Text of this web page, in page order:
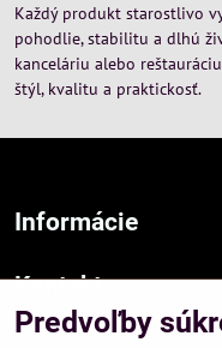
Každý produkt starostlivo
pohodlie, stabilitu a dlhú
kanceláriu alebo
štýl, kvalitu a praktickosť.
Informácie
Kontakt
Sídlo firmy :
Predvoľby